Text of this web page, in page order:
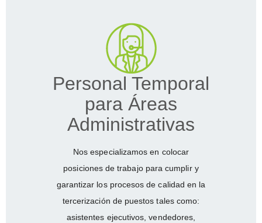
Personal Temporal
para Áreas
Administrativas
Nos especializamos en colocar
posiciones de trabajo para cumplir y
garantizar los procesos de calidad en la
tercerización de puestos tales como:
asistentes ejecutivos, vendedores,